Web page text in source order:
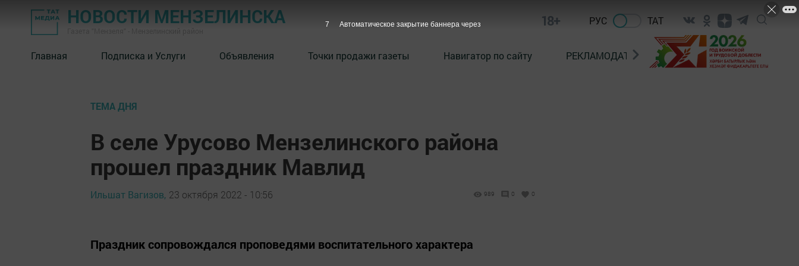
НОВОСТИ МЕНЗЕЛИНСКА 18+ РУС ТАТ
Главная Подписка и Услуги Объявления Точки продажи газеты Навигатор по сайту РЕКЛАМОДАТЕЛЯМ
ТЕМА ДНЯ
В селе Урусово Мензелинского района
прошел праздник Мавлид
Ильшат Вагизов, 23 октября 2022 - 10:56 989 0 0
Праздник сопровождался проповедями воспитательного характера
7 Автоматическое закрытие баннера через